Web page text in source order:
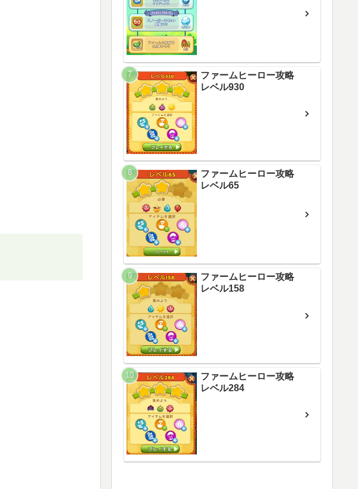
ファームヒーロー攻略
レベル930
ファームヒーロー攻略
レベル65
ファームヒーロー攻略
レベル158
ファームヒーロー攻略
レベル284